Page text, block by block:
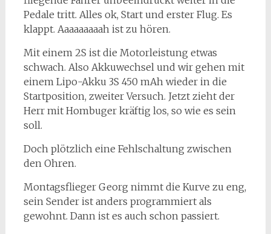
Pedale tritt. Alles ok, Start und erster Flug. Es
klappt. Aaaaaaaaah ist zu hören.
Mit einem 2S ist die Motorleistung etwas
schwach. Also Akkuwechsel und wir gehen mit
einem Lipo-Akku 3S 450 mAh wieder in die
Startposition, zweiter Versuch. Jetzt zieht der
Herr mit Hombuger kräftig los, so wie es sein
soll.
Doch plötzlich eine Fehlschaltung zwischen
den Ohren.
Montagsflieger Georg nimmt die Kurve zu eng,
sein Sender ist anders programmiert als
gewohnt. Dann ist es auch schon passiert.